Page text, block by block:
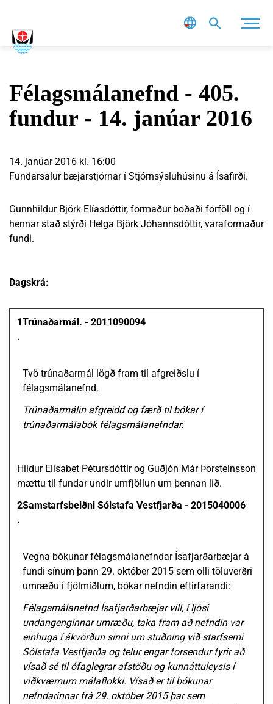
Félagsmálanefnd - 405.
fundur - 14. janúar 2016
14. janúar 2016 kl. 16:00
Fundarsalur bæjarstjórnar í Stjórnsýsluhúsinu á Ísafirði.
Gunnhildur Björk Elíasdóttir, formaður boðaði forföll og í
hennar stað stýrði Helga Björk Jóhannsdóttir, varaformaður
fundi.
Dagskrá:
1
.
Trúnaðarmál. - 2011090094
Tvö trúnaðarmál lögð fram til afgreiðslu í
félagsmálanefnd.
Trúnaðarmálin afgreidd og færð til bókar í
trúnaðarmálabók félagsmálanefndar.
Hildur Elísabet Pétursdóttir og Guðjón Már Þorsteinsson
mættu til fundar undir umfjöllun um þennan lið.
2
.
Samstarfsbeiðni Sólstafa Vestfjarða - 2015040006
Vegna bókunar félagsmálanefndar Ísafjarðarbæjar á
fundi sínum þann 29. október 2015 sem olli töluverðri
umræðu í fjölmiðlum, bókar nefndin eftirfarandi:
Félagsmálanefnd Ísafjarðarbæjar vill, í ljósi
undangenginnar umræðu, taka fram að nefndin var
einhuga í ákvörðun sinni um stuðning við starfsemi
Sólstafa Vestfjarða og telur engar forsendur fyrir að
vísað sé til ófaglegrar afstöðu og kunnáttuleysis í
viðkvæmum málaflokki. Vísað er til bókunar
nefndarinnar frá 29. október 2015 þar sem